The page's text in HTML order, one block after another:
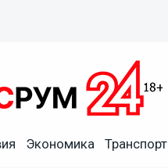
Экономика Транспорт